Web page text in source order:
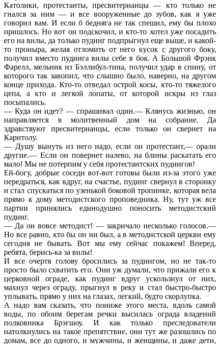
Католики, протестанты, пресвитерианцы — кто только не
гнался за ним — и все вооруженные до зубов, как я уже
говорил вам. И если б бедняга не так спешил, ему бы плохо
пришлось. Но вот он подскочил, и кто-то хотел уже посадить
его на вилы, да только пудинг подпрыгнул еще выше, и какой-
то проныра, желая отломить от него кусок с другого боку,
получил вместо пудинга вилы себе в бок. А Большой Фрэнк
Фарелл, мельник из Бэллибул-тина, получил удар в спину, от
которого так завопил, что слышно было, наверно, на другом
конце прихода. Кто-то отведал острой косы, кто-то тяжелого
цепа, а кто и легкой лопаты, от которой искры из глаз
посыпались.
— Куда он идет? — спрашивал один.— Клянусь жизнью, он
направляется в молитвенный дом на собрание. Да
здравствуют пресвитерианцы, если только он свернет на
Карнтолу.
— Душу вынуть из него надо, если он протестант,— орали
другие.— Если он повернет налево, на блины раскатать его
мало! Мы не потерпим у себя протестантских пудингов!
Ей-богу, добрые соседи вот-вот готовы были из-за этого уже
передраться, как вдруг, на счастье, пудинг свернул в сторонку
и стал спускаться по узенькой боковой тропинке, которая вела
прямо к дому методистского проповедника. Ну, тут уж все
партии принялись единодушно поносить методистский
пудинг.
— Да он вовсе методист! — закричало несколько голосов.—
Но все равно, кто бы он ни был, а в методистской церкви ему
сегодня не бывать. Вот мы ему сейчас покажем! Вперед,
ребята, берись-ка за вилы!
И все очертя голову бросились за пудингом, но не так-то
просто было схватить его. Они уж думали, что прижали его к
церковной ограде, как пудинг вдруг ускользнул от них,
махнул через ограду, прыгнул в реку и стал быстро-быстро
уплывать, прямо у них на глазах, легкий, будто скорлупка.
А надо вам сказать, что пониже этого места, вдоль самой
воды, по обоим берегам речки высилась ограда владений
полковника Брэгшоу. И как только преследователи
натолкнулись на такое препятствие, они тут же разошлись по
домам, все до одного, и мужчины, и женщины, и даже дети,